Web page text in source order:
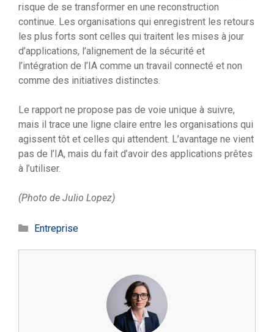
risque de se transformer en une reconstruction
continue. Les organisations qui enregistrent les retours
les plus forts sont celles qui traitent les mises à jour
d’applications, l’alignement de la sécurité et
l’intégration de l’IA comme un travail connecté et non
comme des initiatives distinctes.
Le rapport ne propose pas de voie unique à suivre,
mais il trace une ligne claire entre les organisations qui
agissent tôt et celles qui attendent. L’avantage ne vient
pas de l’IA, mais du fait d’avoir des applications prêtes
à l’utiliser.
(Photo de Julio Lopez)
Catégories
Entreprise